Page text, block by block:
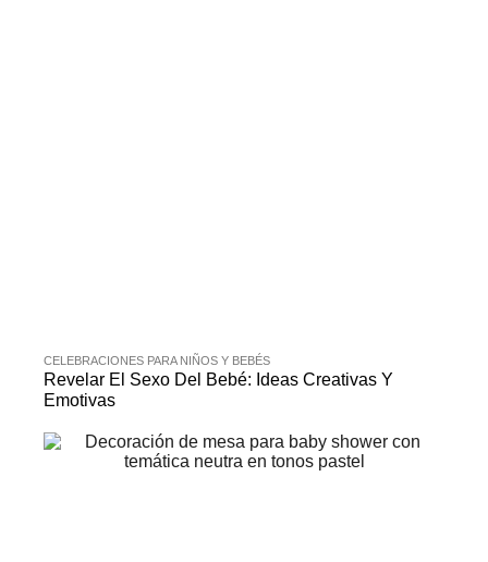
CELEBRACIONES PARA NIÑOS Y BEBÉS
Revelar El Sexo Del Bebé: Ideas Creativas Y
Emotivas